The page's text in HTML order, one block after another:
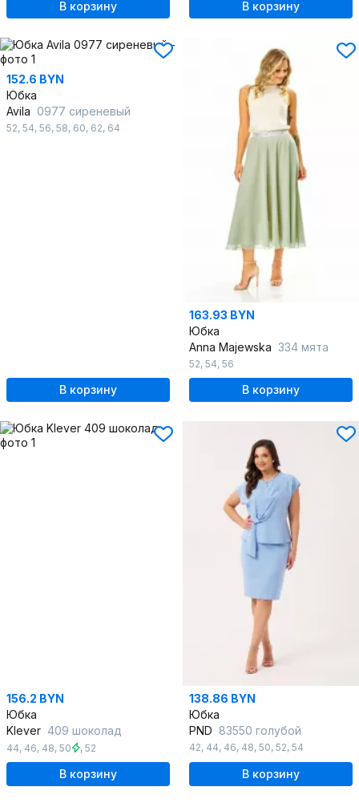
В корзину В корзину
152.6 BYN
Юбка
Avila 0977 сиреневый
52, 54, 56, 58, 60, 62, 64
В корзину
163.93 BYN
Юбка
Anna Majewska 334 мята
52, 54, 56
В корзину
156.2 BYN
Юбка
Klever 409 шоколад
44, 46, 48, 50 , 52
В корзину
138.86 BYN
Юбка
PND 83550 голубой
42, 44, 46, 48, 50, 52, 54
В корзину